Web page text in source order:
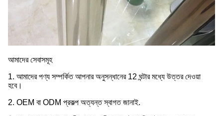
আমাদের সেবাসমূহ
1. আমাদের পণ্য সম্পর্কিত আপনার অনুসন্ধানের 12 ঘন্টার মধ্যে উত্তর দেওয়া
হবে।
2. OEM বা ODM প্রকল্প অত্যন্ত স্বাগত জানাই.